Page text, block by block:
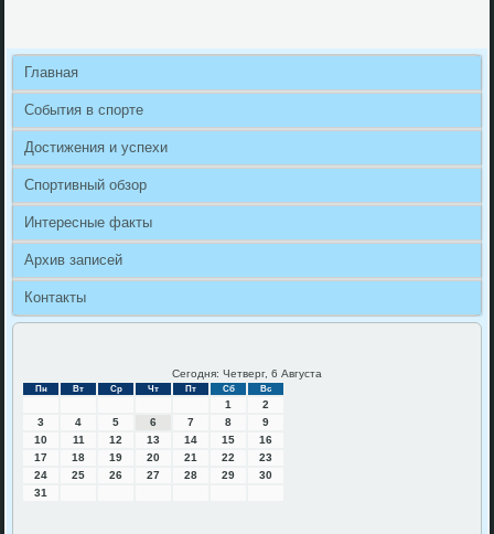
Главная
События в спорте
Достижения и успехи
Спортивный обзор
Интересные факты
Архив записей
Контакты
Сегодня: Четверг, 6 Августа
Пн Вт Ср Чт Пт Сб Вс
1
2
3
4 5 6 7 8
9
10
11 12 13 14 15
16
17
18 19 20 21 22
23
24
25 26 27 28 29
30
31